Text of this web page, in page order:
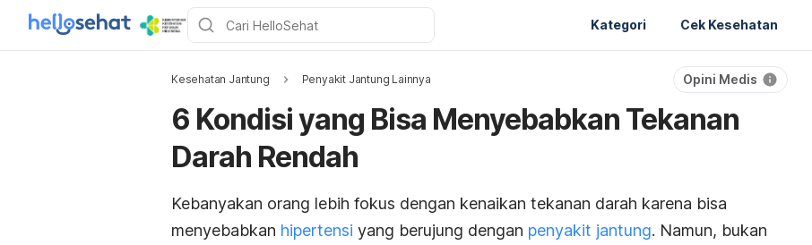
Kategori Cek Kesehatan
Kesehatan Jantung Penyakit Jantung Lainnya Opini Medis
6 Kondisi yang Bisa Menyebabkan Tekanan
Darah Rendah
Kebanyakan orang lebih fokus dengan kenaikan tekanan darah karena bisa
menyebabkan hipertensi yang berujung dengan penyakit jantung. Namun, bukan